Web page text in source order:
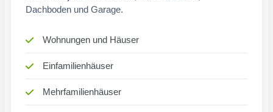
Dachboden und Garage.
Wohnungen und Häuser
Einfamilienhäuser
Mehrfamilienhäuser